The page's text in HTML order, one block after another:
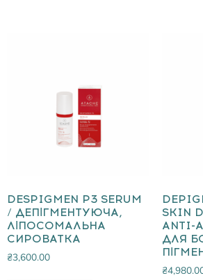
DESPIGMEN P3 SERUM
/ ДЕПІГМЕНТУЮЧА,
ЛІПОСОМАЛЬНА
СИРОВАТКА
₴3,600.00
SKIN
ANTI-
ДЛЯ
₴